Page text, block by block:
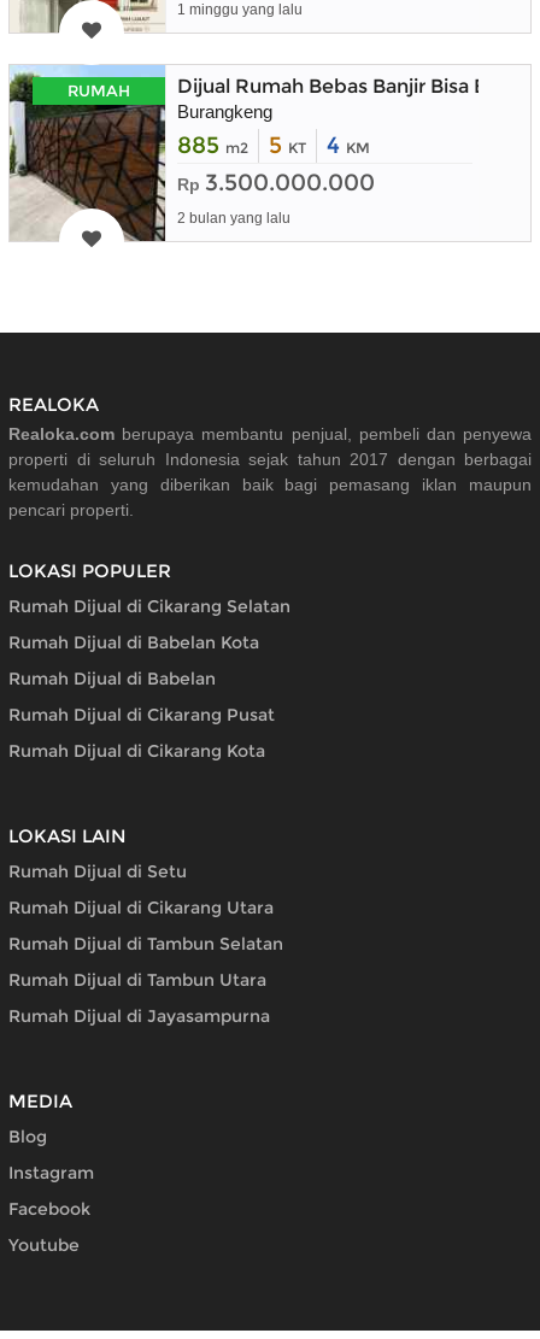
1 minggu yang lalu
RUMAH Dijual Rumah Bebas Banjir Bisa Buat
Burangkeng
885 m2 5 KT 4 KM
Rp 3.500.000.000
2 bulan yang lalu
REALOKA
Realoka.com berupaya membantu penjual, pembeli dan penyewa
properti di seluruh Indonesia sejak tahun 2017 dengan berbagai
kemudahan yang diberikan baik bagi pemasang iklan maupun
pencari properti.
LOKASI POPULER
Rumah Dijual di Cikarang Selatan
Rumah Dijual di Babelan Kota
Rumah Dijual di Babelan
Rumah Dijual di Cikarang Pusat
Rumah Dijual di Cikarang Kota
LOKASI LAIN
Rumah Dijual di Setu
Rumah Dijual di Cikarang Utara
Rumah Dijual di Tambun Selatan
Rumah Dijual di Tambun Utara
Rumah Dijual di Jayasampurna
MEDIA
Blog
Instagram
Facebook
Youtube